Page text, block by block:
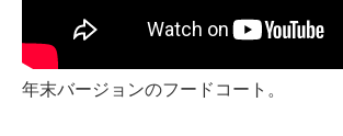
年末バージョンのフードコート。